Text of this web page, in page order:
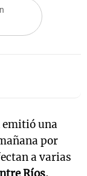
emitió una
por
a varias
3